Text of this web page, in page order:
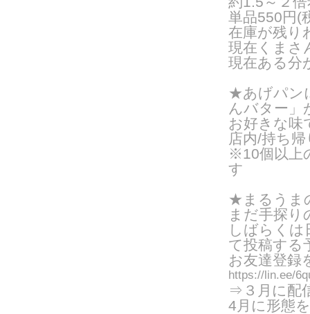
単品550円(
在庫が残り
現在くまさ
現在ある分
★あげパン
んバター」
お好きな味
店内/持ち
※10個以上
す
★まるうま
まだ手探り
しばらくは
て投稿する
お友達登録
https://lin.ee/
⇒３月に配
4月に形態